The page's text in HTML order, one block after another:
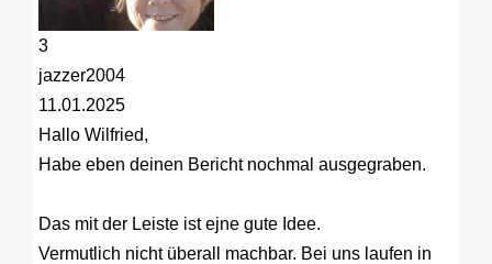
3
jazzer2004
11.01.2025
Hallo Wilfried,
Habe eben deinen Bericht nochmal ausgegraben.
Das mit der Leiste ist ejne gute Idee.
Vermutlich nicht überall machbar. Bei uns laufen in